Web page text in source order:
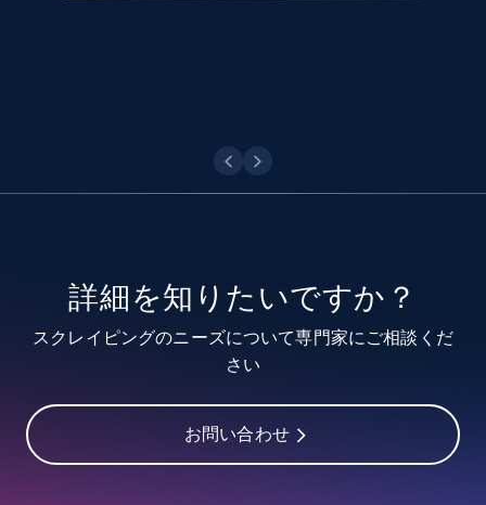
Video length, Likes, Views, and more.
Youtube - Videos posts - Discover videos by
詳細を知りたいですか？
スクレイピングのニーズについて専門家にご相談くだ
さい
お問い合わせ